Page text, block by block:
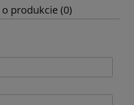
produkcie (0)